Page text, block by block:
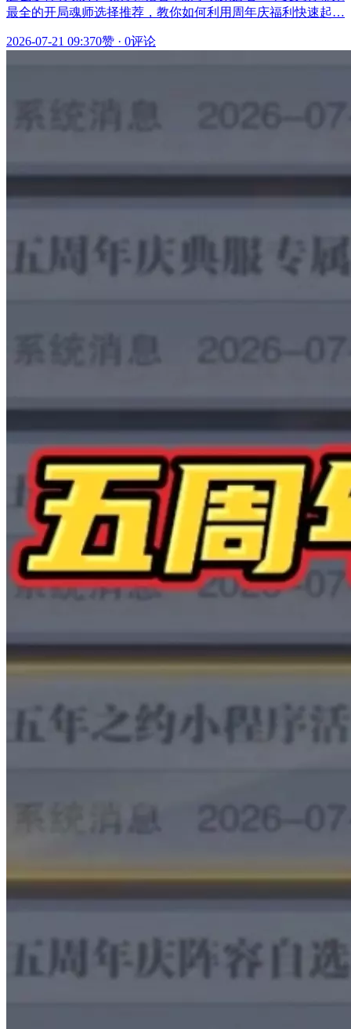
最全的开局魂师选择推荐，教你如何利用周年庆福利快速起…
2026-07-21 09:370赞 · 0评论